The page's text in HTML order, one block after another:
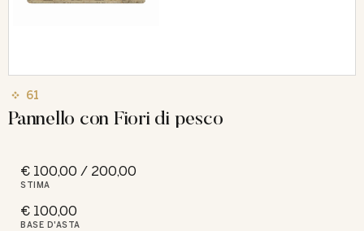
61
Pannello con Fiori di pesco
€ 100,00 / 200,00
STIMA
€ 100,00
BASE D'ASTA